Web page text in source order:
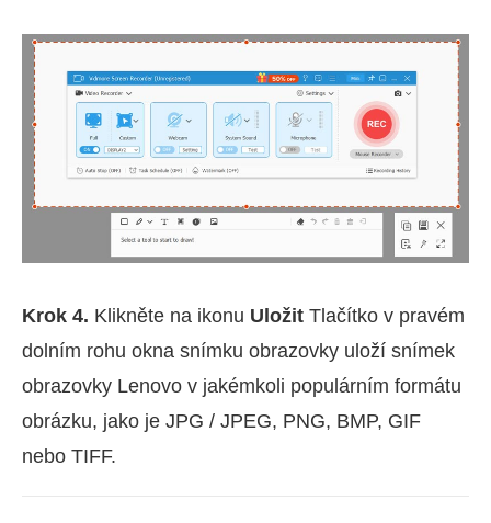
Krok 4. Klikněte na ikonu Uložit Tlačítko v pravém
dolním rohu okna snímku obrazovky uloží snímek
obrazovky Lenovo v jakémkoli populárním formátu
obrázku, jako je JPG / JPEG, PNG, BMP, GIF
nebo TIFF.